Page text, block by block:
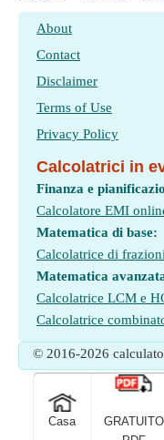
About
Contact
Disclaimer
Terms of Use
Privacy Policy
Calcolatrici in
Finanza e
Calcolatore EMI
Matematica di base:
Calcolatrice di frazioni
Matematica
Calcolatrice LCM e
Calcolatrice
© 2016-2026
Casa
GRATUITO